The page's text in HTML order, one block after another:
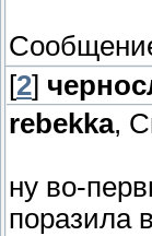
[2]
rebekka,
ну во-
поразила